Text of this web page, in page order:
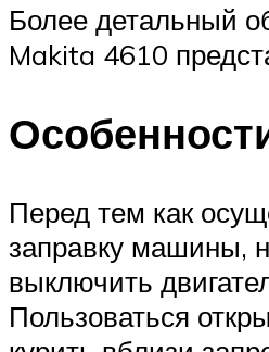
Более детальный
Makita 4610
Перед тем как
заправку машины,
выключить
Пользоваться